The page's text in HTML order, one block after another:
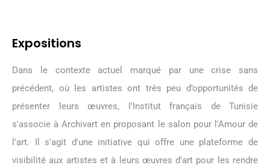
Expositions
Dans le contexte actuel marqué par une crise sans
précédent, où les artistes ont très peu d’opportunités de
présenter leurs œuvres, l'Institut français de Tunisie
s'associe à Archivart en proposant le salon pour l'Amour de
l'art. Il s'agit d'une initiative qui offre une plateforme de
visibilité aux artistes et à leurs œuvres d'art pour les rendre